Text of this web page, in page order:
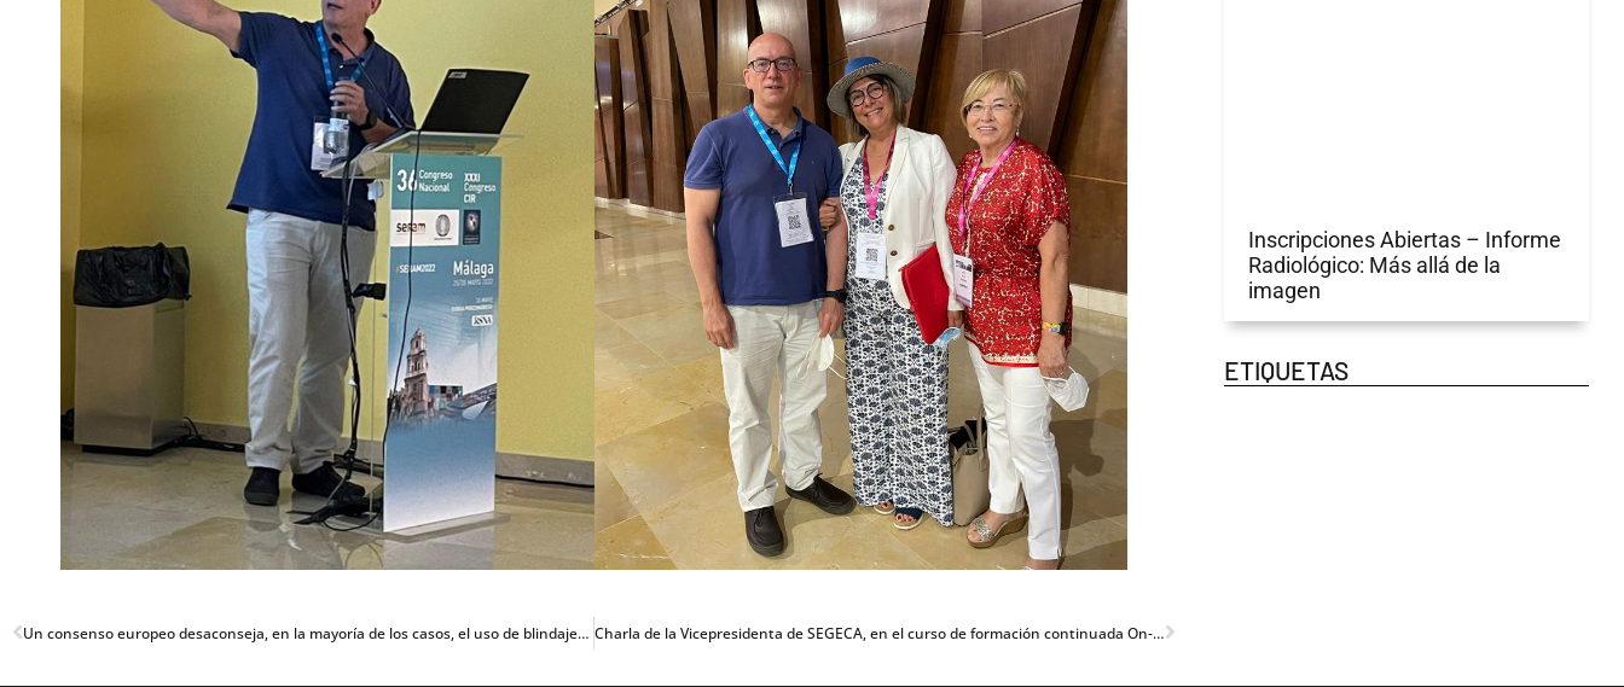
Un consenso europeo desaconseja, en la mayoría de los casos, el uso de blindajes sobre pacientes durante las exploraciones de diagnóstico médico Charla de la Vicepresidenta de SEGECA, en el curso de formación continuada On-line organizado por SERAM
Inscripciones Abiertas – Informe
Radiológico: Más allá de la
imagen
ETIQUETAS